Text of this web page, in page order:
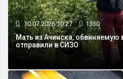
10.07.2026 10:27 1330
Мать из Ачинска, обвиняемую
отправили в СИЗО